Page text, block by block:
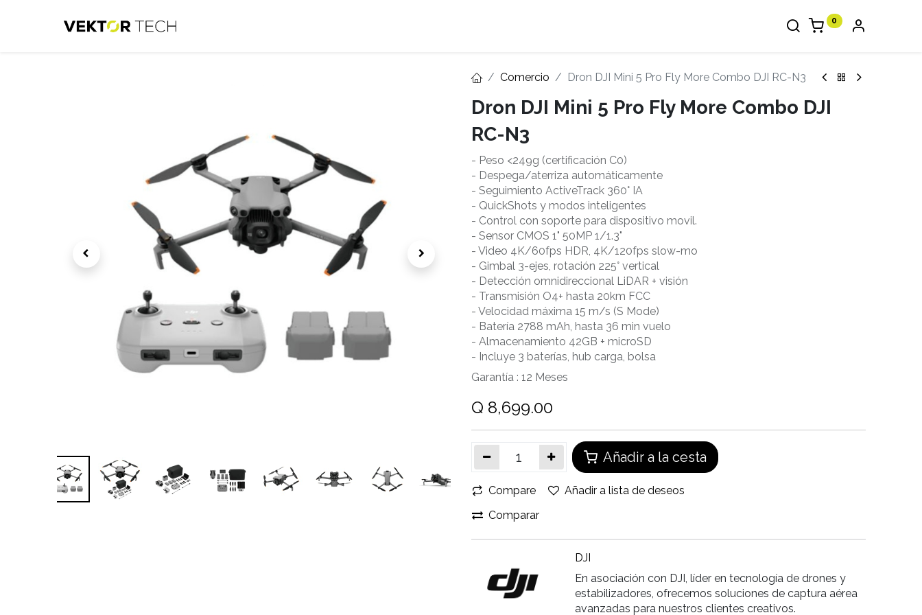
0
Comercio Dron DJI Mini 5 Pro Fly More Combo DJI RC-N3
Dron DJI Mini 5 Pro Fly More Combo DJI
RC-N3
- Peso <249g (certificación C0)
- Despega/aterriza automáticamente
- Seguimiento ActiveTrack 360° IA
- QuickShots y modos inteligentes
- Control con soporte para dispositivo movil.
- Sensor CMOS 1" 50MP 1/1.3"
- Video 4K/60fps HDR, 4K/120fps slow-mo
- Gimbal 3-ejes, rotación 225° vertical
- Detección omnidireccional LiDAR + visión
- Transmisión O4+ hasta 20km FCC
- Velocidad máxima 15 m/s (S Mode)
- Batería 2788 mAh, hasta 36 min vuelo
- Almacenamiento 42GB + microSD
- Incluye 3 baterías, hub carga, bolsa
Garantía : 12 Meses
Q 8,699.00
Añadir a la cesta
Compare
Añadir a lista de deseos
Comparar
DJI
En asociación con DJI, líder en tecnología de drones y
estabilizadores, ofrecemos soluciones de captura aérea
avanzadas para nuestros clientes creativos.